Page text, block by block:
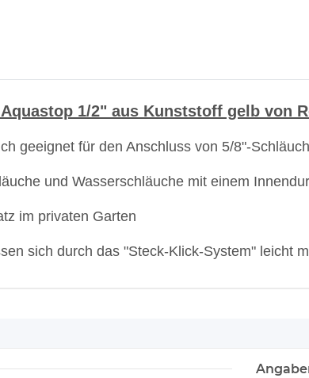
1/2" aus Kunststoff gelb von
geeignet für den Anschluss von 5/8"-
und Wasserschläuche mit einem
im privaten Garten
sich durch das "Steck-Klick-System" leicht